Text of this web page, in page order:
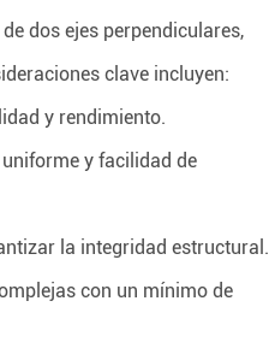
dos ejes perpendiculares,
clave incluyen:
y rendimiento.
y facilidad de
la integridad estructural.
con un mínimo de